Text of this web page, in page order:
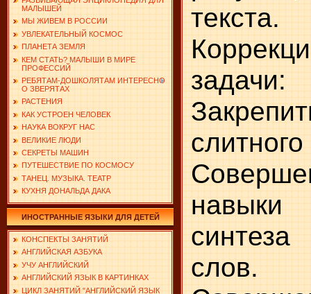
МАЛЫШЕЙ
МЫ ЖИВЕМ В РОССИИ
УВЛЕКАТЕЛЬНЫЙ КОСМОС
ПЛАНЕТА ЗЕМЛЯ
КЕМ СТАТЬ? МАЛЫШИ В МИРЕ
ПРОФЕССИЙ
РЕБЯТАМ-ДОШКОЛЯТАМ ИНТЕРЕСНО
О ЗВЕРЯТАХ
РАСТЕНИЯ
КАК УСТРОЕН ЧЕЛОВЕК
НАУКА ВОКРУГ НАС
ВЕЛИКИЕ ЛЮДИ
СЕКРЕТЫ МАШИН
ПУТЕШЕСТВИЕ ПО КОСМОСУ
ТАНЕЦ. МУЗЫКА. ТЕАТР
КУХНЯ ДОНАЛЬДА ДАКА
ИНОСТРАННЫЕ ЯЗЫКИ ДЛЯ ДЕТЕЙ
КОНСПЕКТЫ ЗАНЯТИЙ
АНГЛИЙСКАЯ АЗБУКА
УЧУ АНГЛИЙСКИЙ
АНГЛИЙСКИЙ ЯЗЫК В КАРТИНКАХ
ЦИКЛ ЗАНЯТИЙ "АНГЛИЙСКИЙ ЯЗЫК
текста.
задачи:
слов.